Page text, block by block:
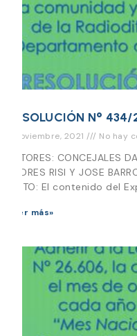
RESOLUCIÓN N° 434/
3 noviembre, 2021 No hay
AUTORES: CONCEJALES
ANDRES RISI Y JOSE
VISTO: El contenido del
Leer más»